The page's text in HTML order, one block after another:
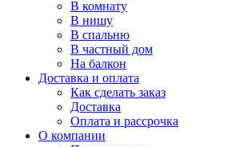
В комнату
В нишу
В спальню
В частный дом
На балкон
Доставка и оплата
Как сделать заказ
Доставка
Оплата и рассрочка
О компании